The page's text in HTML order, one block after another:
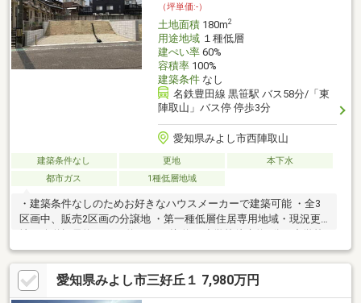
（坪単価:-）
土地面積180m2
用途地域１種低層
建ぺい率60%
容積率100%
建築条件なし
名鉄豊田線 黒笹駅 バス58分/「東
陣取山」バス停 停歩3分
愛知県みよし市西陣取山
建築条件なし 更地
本下水
都市ガス
1種低層地域
・建築条件なしのためお好きなハウスメーカーで建築可能 ・全3
区画中、販売2区画の分譲地 ・第一種低層住居専用地域・現況更
徒歩約11分 ・コンビニ徒歩約6分、アイ・モール三好徒歩約14分
で生活利便施設有・確定測量実施済み（令和7年2月）・当該土地
の西側一部擁壁におおわれていないがけ下にあります。建築する
際には、がけ上端から、建築物との間にそのがけの高さの2倍以上
愛知県みよし市三好丘１ 7,980万円